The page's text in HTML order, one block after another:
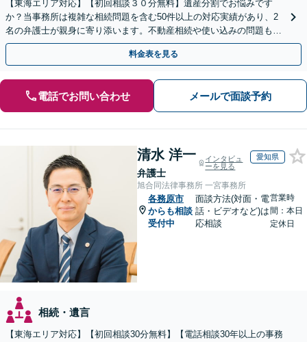
【東海エリア対応】【初回相談３０分無料】遺産分割でお悩みです
か？当事務所は複雑な相続問題を含む50件以上の対応実績があり、2
名の弁護士が親身に寄り添います。不動産相続や使い込みの問題も分
かりやすく解説。WEB相談可能。LINE予約受付中
料金表を見る
電話でお問い合わせ メールで面談予約
清水 洋一
弁護士
インタビュ
ーを見る
愛知県
旭合同法律事務所 一宮事務所
各務原市
からも相談
受付中
面談方法(対面・電
話・ビデオなど)は
応相談
営業時
間：本日
定休日
相続・遺言
【東海エリア対応】【初回相談30分無料】【電話相談30年以上の事務